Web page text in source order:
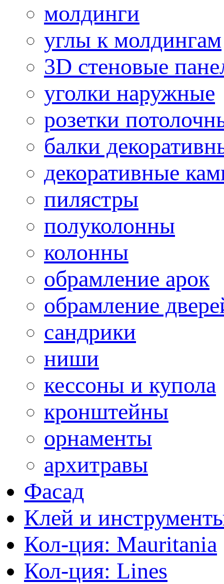
молдинги
углы к молдингам
3D стеновые
уголки наружные
розетки
балки
декоративные
пилястры
полуколонны
колонны
обрамление арок
обрамление
сандрики
ниши
кессоны и купола
кронштейны
орнаменты
архитравы
Фасад
Клей и
Кол-ция: Mauritania
Кол-ция: Lines